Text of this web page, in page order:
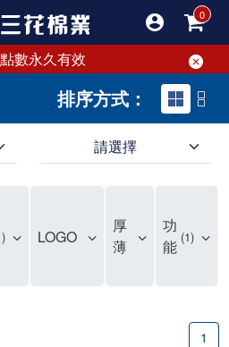
數永久有效
排序方式：
請選擇
LOGO
厚
薄
功
能 1
1